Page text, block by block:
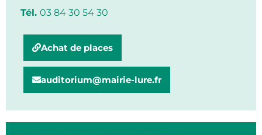
Tél. 03 84 30 54 30
Achat de places
auditorium@mairie-lure.fr